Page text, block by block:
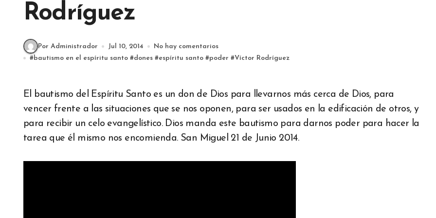
Rodríguez
Por Administrador Jul 10, 2014
No hay comentarios
#bautismo en el espíritu santo #dones #espíritu santo #poder #Víctor Rodríguez
El bautismo del Espíritu Santo es un don de Dios para llevarnos más cerca de Dios, para
vencer frente a las situaciones que se nos oponen, para ser usados en la edificación de otros, y
para recibir un celo evangelístico. Dios manda este bautismo para darnos poder para hacer la
tarea que él mismo nos encomienda. San Miguel 21 de Junio 2014.